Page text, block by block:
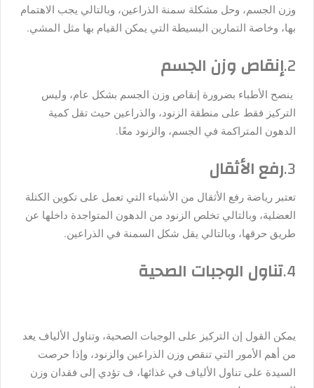
وزن الجسم، وحل مشكلة سمنة الذراعين، وبالتالي يجب الاهتمام
بها، وخاصة التمارين البسيطة التي يمكن القيام بها مثل المشي.
2.إنقاص وزن الجسم
ينصح الأطباء بضرورة إنقاص وزن الجسم بشكل عام، وليس
التركيز فقط على منطقة الزنود، والذراعين حيث تقل كمية
الدهون المتراكمة في الجسم، والزنود معًا.
3.رفع الأثقال
تعتبر رياضة رفع الأثقال من الأشياء التي تعمل على تكوين الكتلة
العضلية، وبالتالي تخلص الزنود من الدهون المتواجدة داخلها عن
طريق حرقها، وبالتالي يقل شكل السمنة في الذراعين.
4.تناول الوجبات الصحية
يمكن القول إن التركيز على الوجبات الصحية، وتناول الألياف يعد
من أهم الأمور التي تنقص وزن الذراعين والزنود، وإذا حرصت
السيدة على تناول الألياف في غذائها، ف تؤدي إلى فقدان وزن